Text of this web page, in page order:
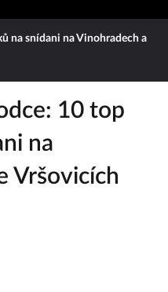
na snídani na Vinohradech a
10 top
na
Vršovicích